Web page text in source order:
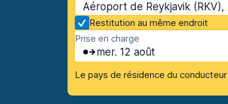
Aéroport de Reykjavik (RKV),
Restitution au même endroit
Prise en charge
mer. 12 août
Le pays de résidence du